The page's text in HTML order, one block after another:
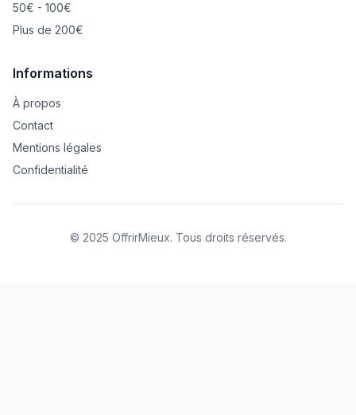
50€ - 100€
Plus de 200€
Informations
À propos
Contact
Mentions légales
Confidentialité
© 2025 OffrirMieux. Tous droits réservés.